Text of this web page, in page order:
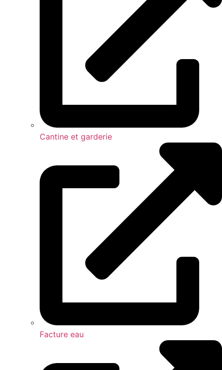
Cantine et garderie
Facture eau